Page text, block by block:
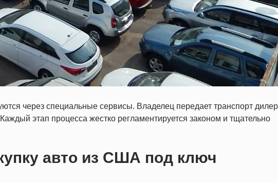
через специальные сервисы. Владелец передает транспорт
этап процесса жестко регламентируется законом и тщательно
авто из США под ключ